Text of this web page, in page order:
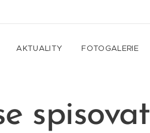
AKTUALITY FOTOGALERIE